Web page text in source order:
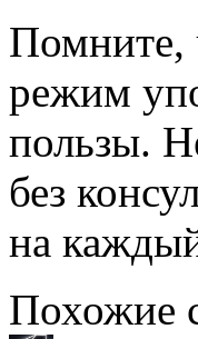
Помните,
режим
пользы.
без
на
Похожие